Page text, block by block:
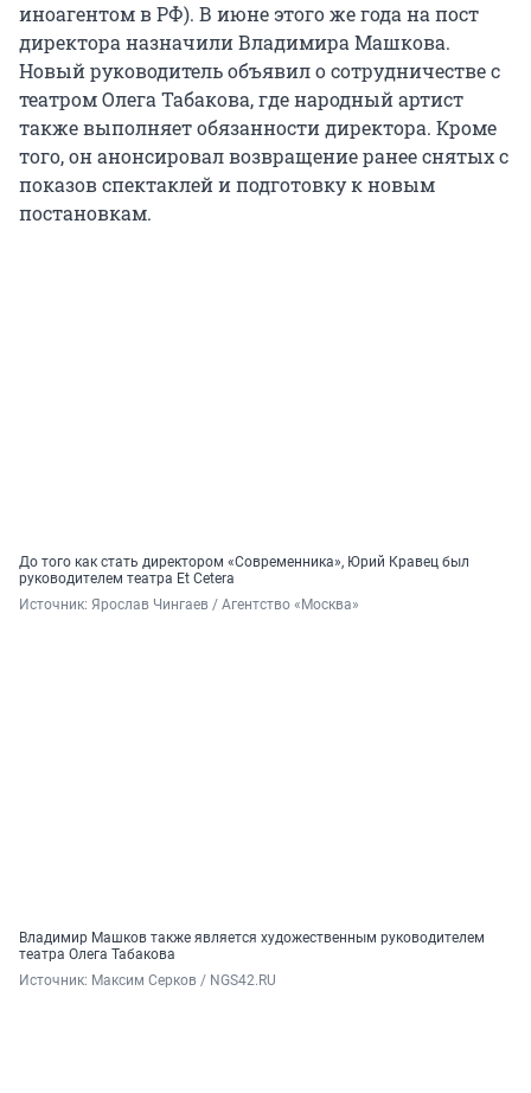
иноагентом в РФ). В июне этого же года на пост
директора назначили Владимира Машкова.
Новый руководитель объявил о сотрудничестве с
театром Олега Табакова, где народный артист
также выполняет обязанности директора. Кроме
того, он анонсировал возвращение ранее снятых с
показов спектаклей и подготовку к новым
постановкам.
До того как стать директором «Современника», Юрий Кравец был
руководителем театра Et Cetera
Источник: Ярослав Чингаев / Агентство «Москва»
Владимир Машков также является художественным руководителем
театра Олега Табакова
Источник: Максим Серков / NGS42.RU